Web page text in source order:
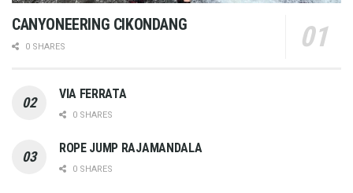
CANYONEERING CIKONDANG
0 SHARES
VIA FERRATA
0 SHARES
ROPE JUMP RAJAMANDALA
0 SHARES